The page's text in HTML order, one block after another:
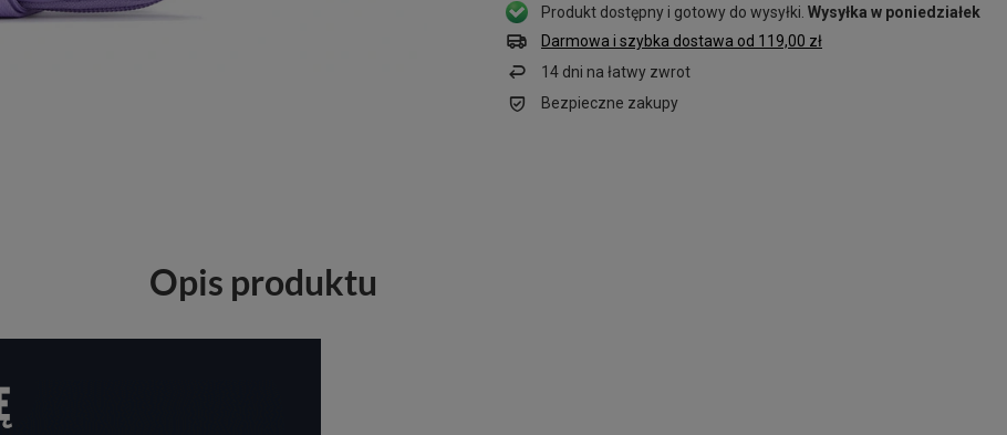
Produkt dostępny i gotowy do wysyłki Wysyłkaw poniedziałek
Darmowa i szybka dostawa od 119,00 zł
14 dni na łatwy zwrot
Bezpieczne zakupy
Opis produktu